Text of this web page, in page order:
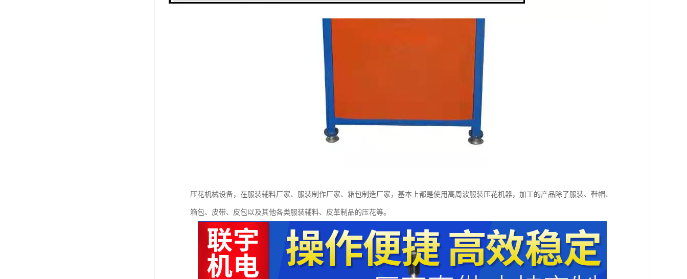
压花机械设备，在服装辅料厂家、服装制作厂家、箱包制造厂家，基本上都是使用高周波服装压花机器，加工的产品除了服装、鞋帽、
箱包、皮带、皮包以及其他各类服装辅料、皮革制品的压花等。